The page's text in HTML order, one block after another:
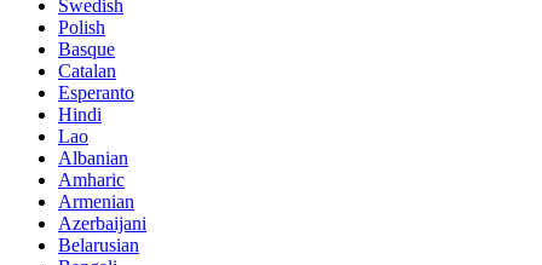
Swedish
Polish
Basque
Catalan
Esperanto
Hindi
Lao
Albanian
Amharic
Armenian
Azerbaijani
Belarusian